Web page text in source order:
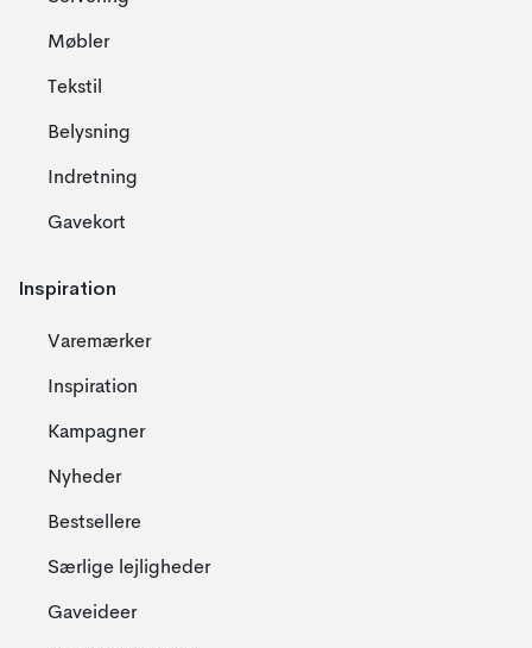
Møbler
Tekstil
Belysning
Indretning
Gavekort
Inspiration
Varemærker
Inspiration
Kampagner
Nyheder
Bestsellere
Særlige lejligheder
Gaveideer